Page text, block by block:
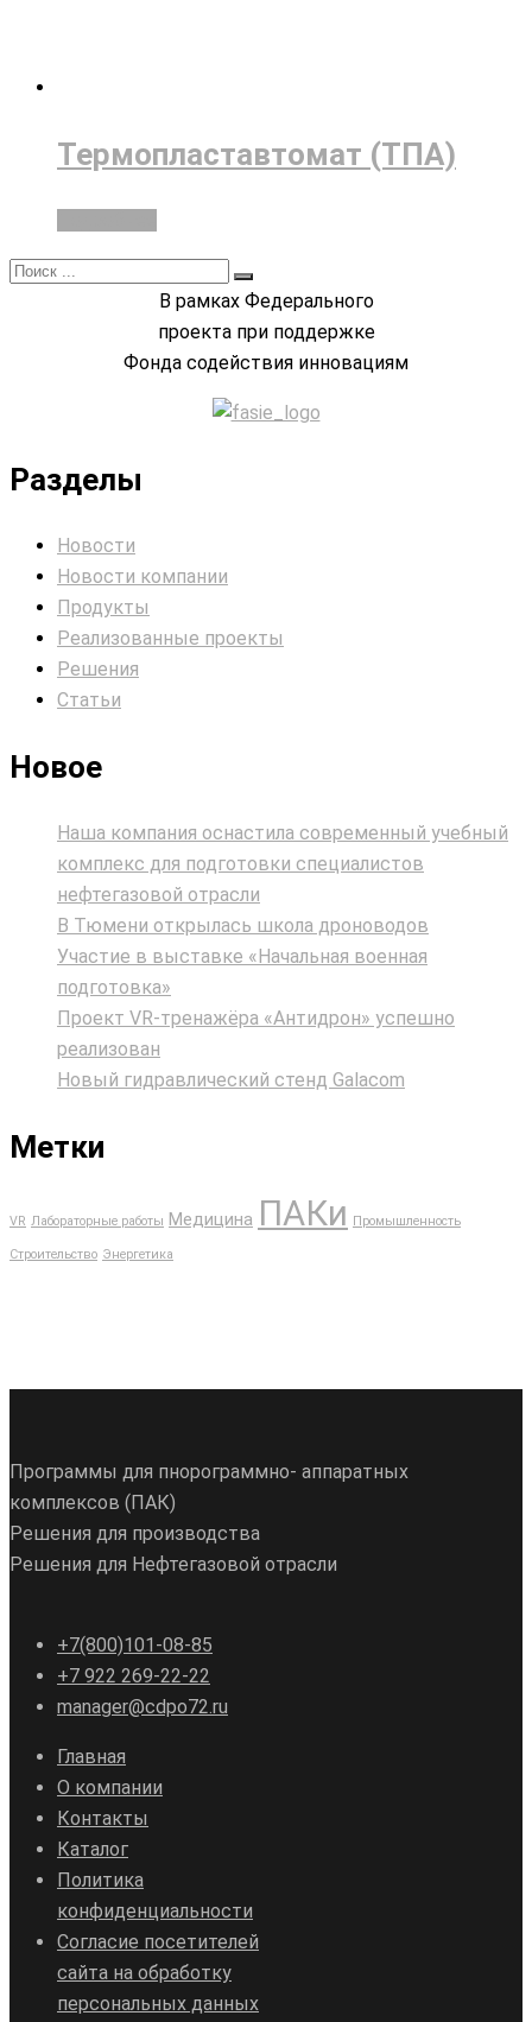
Термопластавтомат (ТПА)
В рамках Федерального
проекта при поддержке
Фонда содействия инновациям
Разделы
Новости
Новости компании
Продукты
Реализованные проекты
Решения
Статьи
Новое
Наша компания оснастила современный учебный
комплекс для подготовки специалистов
нефтегазовой отрасли
В Тюмени открылась школа дроноводов
Участие в выставке «Начальная военная
подготовка»
Проект VR‑тренажёра «Антидрон» успешно
реализован
Новый гидравлический стенд Galacom
Метки
VR Лабораторные работы Медицина ПАКи Промышленность
Строительство Энергетика
Программы для пнорограммно- аппаратных
комплексов (ПАК)
Решения для производства
Решения для Нефтегазовой отрасли
+7(800)101-08-85
+7 922 269-22-22
manager@cdpo72.ru
Главная
О компании
Контакты
Каталог
Политика
конфиденциальности
Согласие посетителей
сайта на обработку
персональных данных